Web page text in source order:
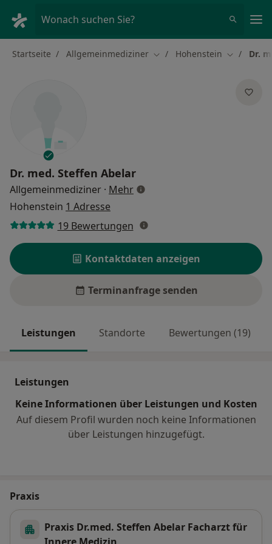
Wonach suchen Sie?
Startseite Allgemeinmediziner Stadt ändern
Hohenstein StadtDr.
Dr. med. Steffen Abelar
Allgemeinmediziner · Mehrüber Spezialisierungen
Hohenstein 1 Adresse
19 Bewertungen
Kontaktdaten anzeigen
Terminanfrage senden
Leistungen Standorte Bewertungen (19)
Leistungen
Keine Informationen über Leistungen und Kosten
Auf diesem Profil wurden noch keine Informationen
über Leistungen hinzugefügt.
Praxis
Praxis Dr.med. Steffen Abelar Facharzt für